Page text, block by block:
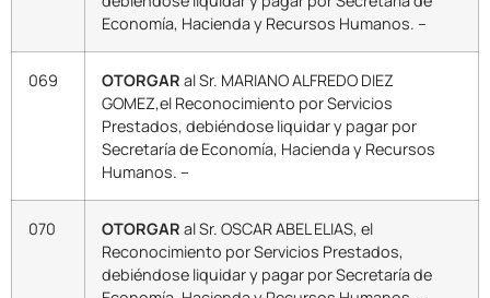
Economía, Hacienda y Recursos Humanos. –
069 OTORGAR al Sr. MARIANO ALFREDO DIEZ
GOMEZ,el Reconocimiento por Servicios
Prestados, debiéndose liquidar y pagar por
Secretaría de Economía, Hacienda y Recursos
Humanos. –
070 OTORGAR al Sr. OSCAR ABEL ELIAS, el
Reconocimiento por Servicios Prestados,
debiéndose liquidar y pagar por Secretaría de